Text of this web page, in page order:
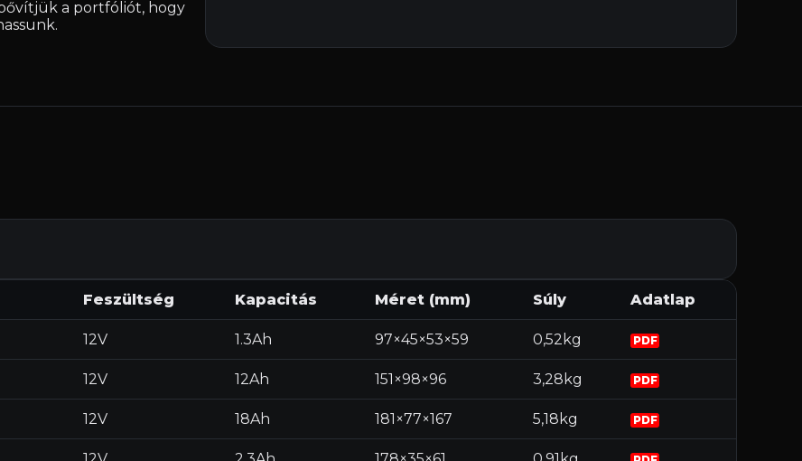
a portfóliót, hogy
Feszültség Kapacitás Méret (mm) Súly Adatlap
12V 1.3Ah 97×45×53×59 0,52kg PDF
12V 12Ah 151×98×96 3,28kg PDF
12V 18Ah 181×77×167 5,18kg PDF